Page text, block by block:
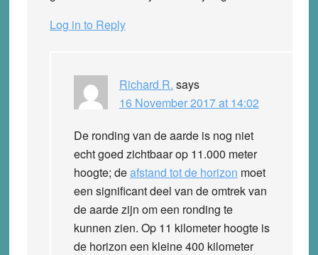
Log in to Reply
Richard R. says
16 November 2017 at 14:02
De ronding van de aarde is nog niet
echt goed zichtbaar op 11.000 meter
hoogte; deafstand tot de horizon moet
een significant deel van de omtrek van
de aarde zijn om een ronding te
kunnen zien. Op 11 kilometer hoogte is
de horizon een kleine 400 kilometer